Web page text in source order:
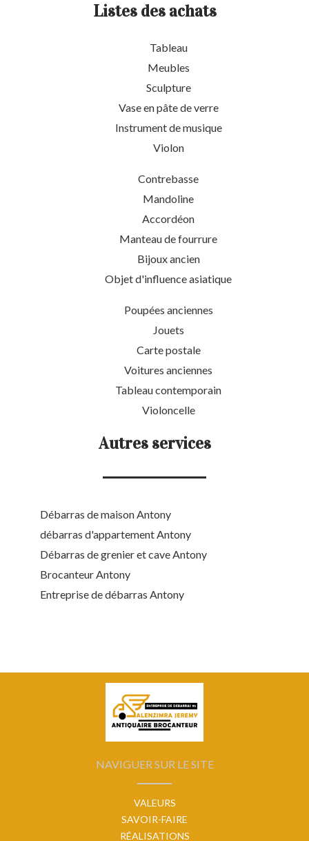
Listes des achats
Tableau
Meubles
Sculpture
Vase en pâte de verre
Instrument de musique
Violon
Contrebasse
Mandoline
Accordéon
Manteau de fourrure
Bijoux ancien
Objet d'influence asiatique
Poupées anciennes
Jouets
Carte postale
Voitures anciennes
Tableau contemporain
Violoncelle
Autres services
Débarras de maison Antony
débarras d'appartement Antony
Débarras de grenier et cave Antony
Brocanteur Antony
Entreprise de débarras Antony
NAVIGUER SUR LE SITE
VALEURS
SAVOIR-FAIRE
RÉALISATIONS